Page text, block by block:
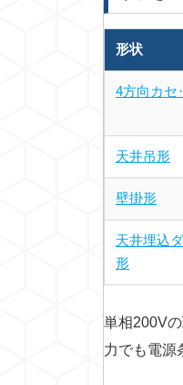
形状
4方向カセ
天井吊形
壁掛形
天井埋込
形
単相200V
力でも電源